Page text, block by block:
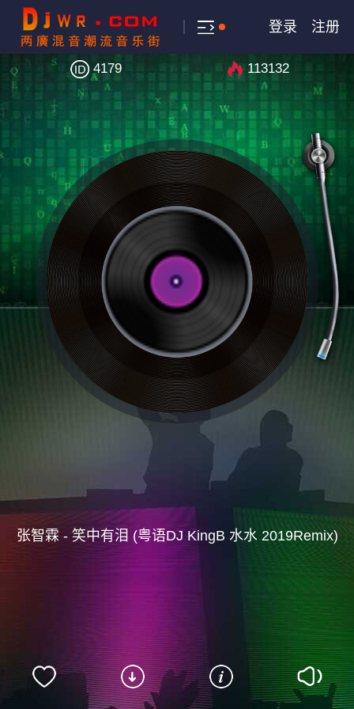
登录 注册
张智霖 - 笑中有泪 (粤语DJ KingB 水水 2019Remix)
4179 113132